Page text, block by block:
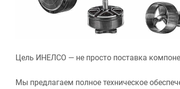
Цель ИНЕЛСО — не просто поставка
Мы предлагаем полное техническое